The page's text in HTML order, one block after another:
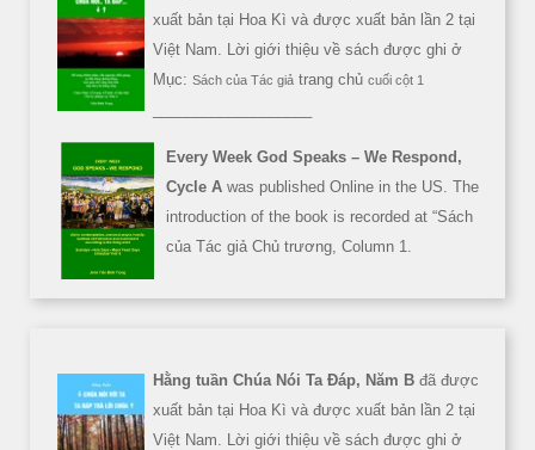
xuất bản tại Hoa Kì và được xuất bản lần 2 tại
Việt Nam. Lời giới thiệu về sách được ghi ở
Mục: Sách của Tác giả trang chủ cuối cột 1
Every Week God Speaks – We Respond,
Cycle A was published Online in the US. The
introduction of the book is recorded at “Sách
của Tác giả Chủ trương, Column 1.
Hằng tuần Chúa Nói Ta Đáp, Năm B đã được
xuất bản tại Hoa Kì và được xuất bản lần 2 tại
Việt Nam. Lời giới thiệu về sách được ghi ở